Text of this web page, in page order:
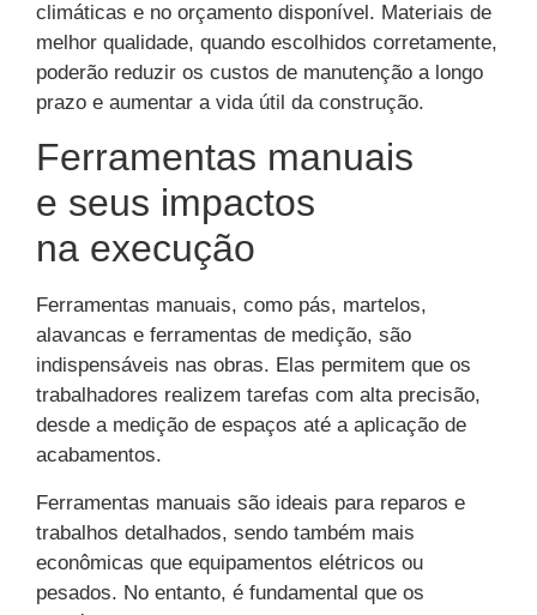
climáticas e no orçamento disponível. Materiais de
melhor qualidade, quando escolhidos corretamente,
poderão reduzir os custos de manutenção a longo
prazo e aumentar a vida útil da construção.
Ferramentas manuais
e seus impactos
na execução
Ferramentas manuais, como pás, martelos,
alavancas e ferramentas de medição, são
indispensáveis nas obras. Elas permitem que os
trabalhadores realizem tarefas com alta precisão,
desde a medição de espaços até a aplicação de
acabamentos.
Ferramentas manuais são ideais para reparos e
trabalhos detalhados, sendo também mais
econômicas que equipamentos elétricos ou
pesados. No entanto, é fundamental que os